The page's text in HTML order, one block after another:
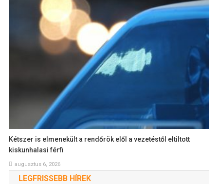
Kétszer is elmenekült a rendőrök elől a vezetéstől eltiltott
kiskunhalasi férfi
augusztus 6, 2026
LEGFRISSEBB HÍREK